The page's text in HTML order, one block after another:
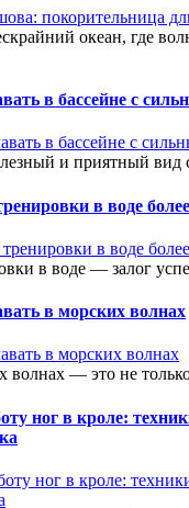
океан, где
в бассейне с
и приятный вид
в воде
в воде — залог
в морских волнах
волнах — это не
ног в кроле: